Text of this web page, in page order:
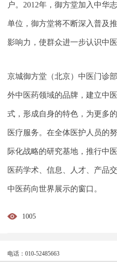
户。2012年，御方堂加入中华
单位，御方堂将不断深入普及
影响力，使群众进一步认识中
京城御方堂（北京）中医门诊
外中医药领域的品牌，建立中
式，形成自身的特色，为更多
医疗服务。在全体医护人员的
际化战略的研究基地，推行中
医药学术、信息、人才、产品
中医药向世界展示的窗口。
1005
电话：010-52485663